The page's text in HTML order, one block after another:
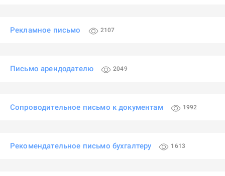
Рекламное письмо 2107
Письмо арендодателю 2049
Сопроводительное письмо к документам 1992
Рекомендательное письмо бухгалтеру 1613